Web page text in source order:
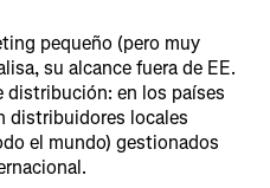
pequeño (pero muy
su alcance fuera de EE.
distribución: en los países
distribuidores locales
el mundo) gestionados